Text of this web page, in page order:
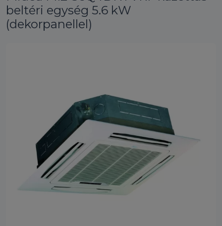
beltéri egység 5.6 kW
(dekorpanellel)